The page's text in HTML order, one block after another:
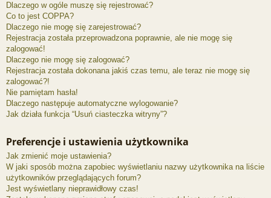
Dlaczego w ogóle muszę się rejestrować?
Co to jest COPPA?
Dlaczego nie mogę się zarejestrować?
Rejestracja została przeprowadzona poprawnie, ale nie mogę się
zalogować!
Dlaczego nie mogę się zalogować?
Rejestracja została dokonana jakiś czas temu, ale teraz nie mogę się
zalogować?!
Nie pamiętam hasła!
Dlaczego następuje automatyczne wylogowanie?
Jak działa funkcja “Usuń ciasteczka witryny”?
Preferencje i ustawienia użytkownika
Jak zmienić moje ustawienia?
W jaki sposób można zapobiec wyświetlaniu nazwy użytkownika na liście
użytkowników przeglądających forum?
Jest wyświetlany nieprawidłowy czas!